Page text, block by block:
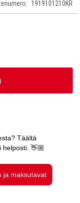
1919101210KR